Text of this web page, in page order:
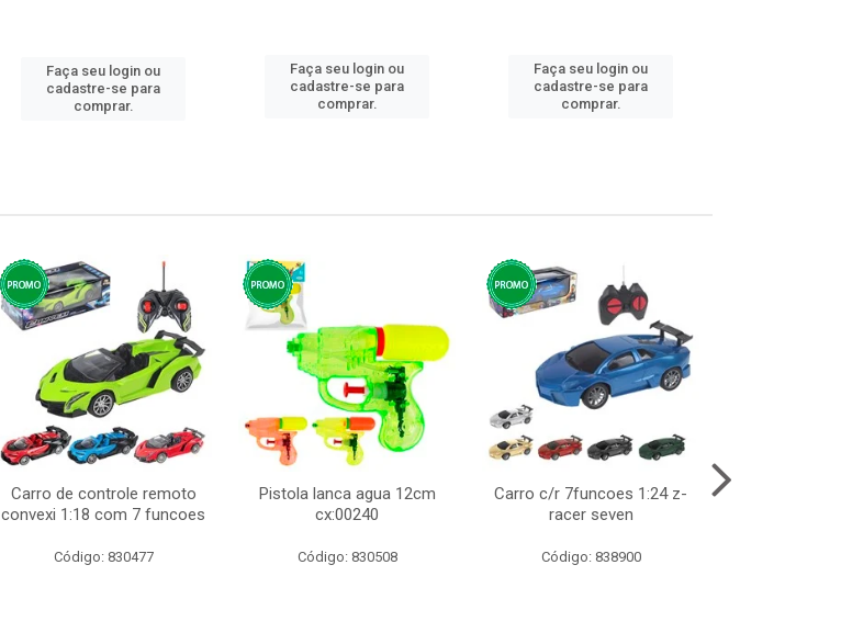
Faça seu login ou
cadastre-se para
comprar.
Faça seu login ou
cadastre-se para
comprar.
Faça seu login ou
cadastre-se para
comprar.
Carro de controle remoto
convexi 1:18 com 7 funcoes
Código: 830477
Pistola lanca agua 12cm
cx:00240
Código: 830508
Carro c/r 7funcoes 1:24 z-
racer seven
Código: 838900